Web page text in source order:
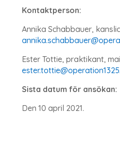
Kontaktperson:
Annika Schabbauer,
Ester Tottie, praktikant,
Sista datum för ansökan:
Den 10 april 2021.